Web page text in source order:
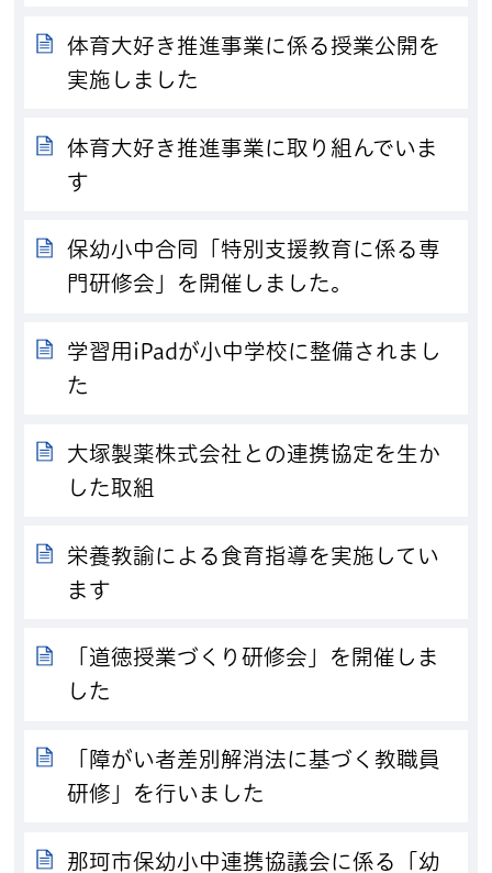
体育大好き推進事業に係る授業公開を
実施しました
体育大好き推進事業に取り組んでいま
す
保幼小中合同「特別支援教育に係る専
門研修会」を開催しました。
学習用iPadが小中学校に整備されまし
た
大塚製薬株式会社との連携協定を生か
した取組
栄養教諭による食育指導を実施してい
ます
「道徳授業づくり研修会」を開催しま
した
「障がい者差別解消法に基づく教職員
研修」を行いました
那珂市保幼小中連携協議会に係る「幼